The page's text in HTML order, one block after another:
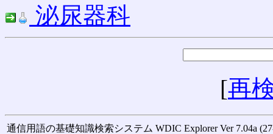
泌尿器科
[再
通信用語の基礎知識検索システム WDIC Explorer Ver 7.04a